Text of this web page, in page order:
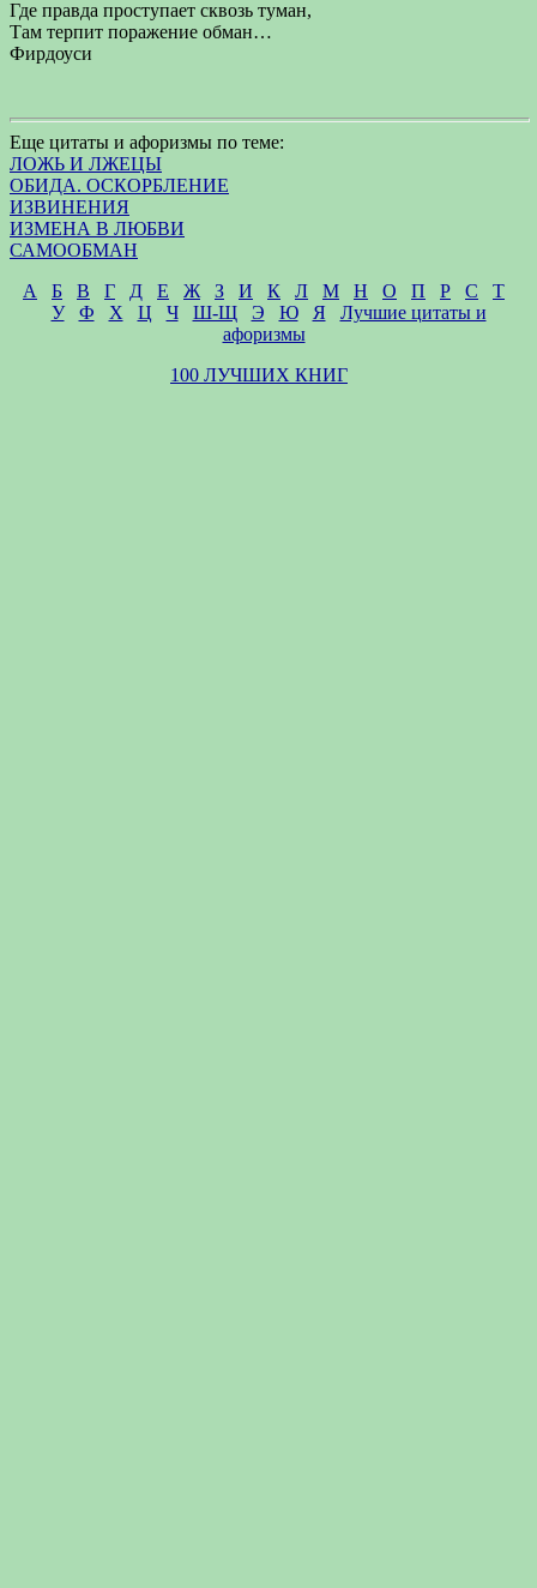
Где правда проступает сквозь туман,
Там терпит поражение обман…
Фирдоуси
Еще цитаты и афоризмы по теме:
ЛОЖЬ И ЛЖЕЦЫ
ОБИДА. ОСКОРБЛЕНИЕ
ИЗВИНЕНИЯ
ИЗМЕНА В ЛЮБВИ
САМООБМАН
А
Б В Г Д Е Ж З И К Л М Н О П Р С
Т
У
Ф Х Ц Ч Ш-Щ Э Ю Я
Лучшие цитаты и
афоризмы
100 ЛУЧШИХ КНИГ